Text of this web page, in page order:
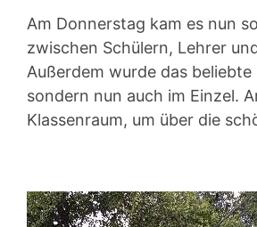
Am Donnerstag kam es nun
zwischen Schülern, Lehrer
Außerdem wurde das
sondern nun auch im Einzel.
Klassenraum, um über die